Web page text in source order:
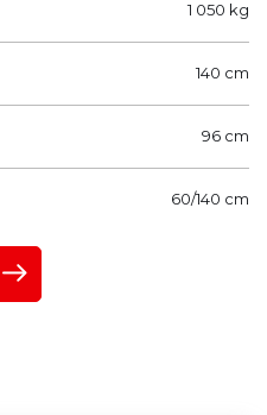
1 050 kg
140 cm
96 cm
60/140 cm